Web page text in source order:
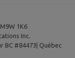
1K6
Inc.
BC #84473| Québec